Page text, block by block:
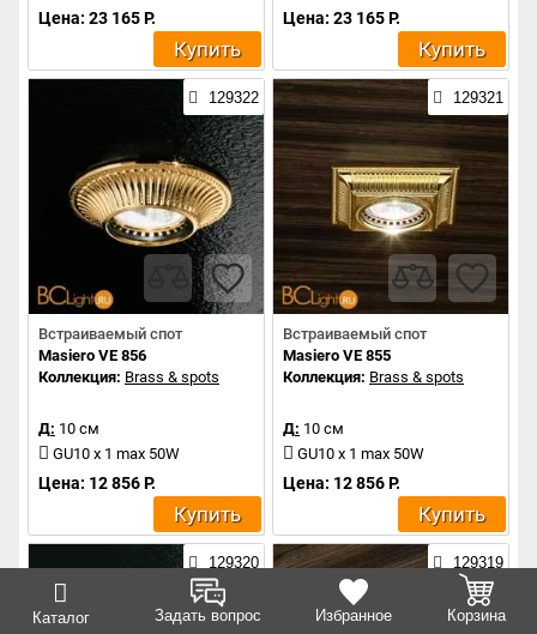
Каталог Задать вопрос Избранное Корзина
Цена: 23 165 Р.
Купить
Цена: 23 165 Р.
Купить
129322
Встраиваемый спот
Masiero VE 856
Коллекция: Brass & spots
Д: 10 см
GU10 x 1 max 50W
Цена: 12 856 Р.
Купить
129321
Встраиваемый спот
Masiero VE 855
Коллекция: Brass & spots
Д: 10 см
GU10 x 1 max 50W
Цена: 12 856 Р.
Купить
129320 129319